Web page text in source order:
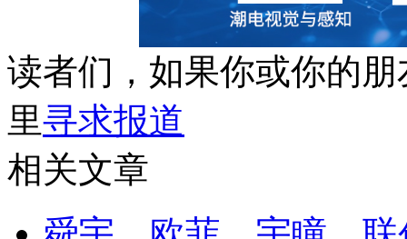
读者们，如果你或你的
里寻求报道
相关文章